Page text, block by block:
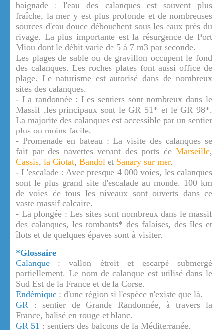
baignade : l'eau des calanques est souvent plus
fraîche, la mer y est plus profonde et de nombreuses
sources d'eau douce débouchent sous les eaux près du
rivage. La plus importante est la résurgence de Port
Miou dont le débit varie de 5 à 7 m3 par seconde.
Les plages de sable ou de gravillon occupent le fond
des calanques. Les roches plates font aussi office de
plage. Le naturisme est autorisé dans de nombreux
sites des calanques.
- La randonnée : Les sentiers sont nombreux dans le
Massif ,les principaux sont le GR 51* et le GR 98*.
La majorité des calanques est accessible par un sentier
plus ou moins facile.
- Promenade en bateau : La visite des calanques se
fait par des navettes venant des ports de Marseille,
Cassis, la Ciotat, Bandol et Sanary sur mer.
- L'escalade : Avec presque 4 000 voies, les calanques
sont le plus grand site d'escalade au monde. 100 km
de voies de tous les niveaux sont ouverts dans ce
vaste massif calcaire.
- La plongée : Les sites sont nombreux dans le massif
des calanques, les tombants* des falaises, des îles et
îlots et de quelques épaves sont à visiter.
*Glossaire
Calanque : vallon étroit et escarpé submergé
partiellement. Le nom de calanque est utilisé dans le
Sud Est de la France et de la Corse.
Endémique : d'une région si l'espèce n'existe que là.
GR : sentier de Grande Randonnée, à travers la
France, balisé en rouge et blanc.
GR 51 : sentiers des balcons de la Méditerranée.